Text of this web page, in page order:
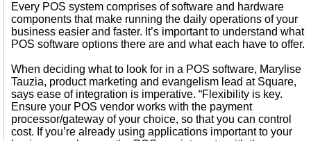
Every POS system comprises of software and hardware
components that make running the daily operations of your
business easier and faster. It’s important to understand what
POS software options there are and what each have to offer.
When deciding what to look for in a POS software, Marylise
Tauzia, product marketing and evangelism lead at Square,
says ease of integration is imperative. “Flexibility is key.
Ensure your POS vendor works with the payment
processor/gateway of your choice, so that you can control
cost. If you’re already using applications important to your